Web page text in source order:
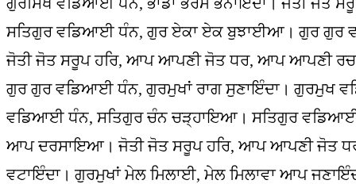
ਸਤਿਗੁਰ ਵਡਿਆਈ ਧੰਨ, ਗੁਰ ਏਕਾ ਏਕ ਬੁਝਾਈਆ। ਗੁਰ ਗੁਰ
ਜੋਤੀ ਜੋਤ ਸਰੂਪ ਹਰਿ, ਆਪ ਆਪਣੀ ਜੋਤ ਧਰ, ਆਪ ਆਪਣੀ
ਗੁਰ ਗੁਰ ਵਡਿਆਈ ਧੰਨ, ਗੁਰਮੁਖਾਂ ਰਾਗ ਸੁਣਾਇੰਦਾ। ਗੁਰਮੁਖ
ਵਡਿਆਈ ਧੰਨ, ਸਤਿਗੁਰ ਚੰਨ ਚੜ੍ਹਾਇਆ। ਸਤਿਗੁਰ
ਆਪ ਦਰਸਾਇਆ। ਜੋਤੀ ਜੋਤ ਸਰੂਪ ਹਰਿ, ਆਪ ਆਪਣੀ ਜੋਤ
ਵਟਾਇੰਦਾ। ਗੁਰਮੁਖਾਂ ਮੇਲ ਮਿਲਾਈ, ਮੇਲ ਮਿਲਾਵਾ ਆਪ